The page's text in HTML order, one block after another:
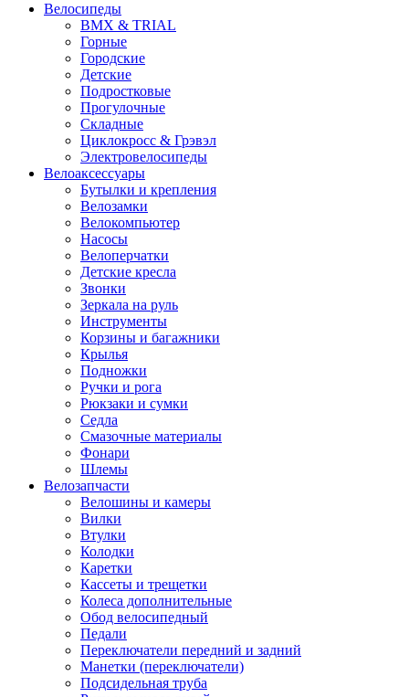
Велосипеды
BMX & TRIAL
Горные
Городские
Детские
Подростковые
Прогулочные
Складные
Циклокросс & Грэвэл
Электровелосипеды
Велоаксессуары
Бутылки и крепления
Велозамки
Велокомпьютер
Насосы
Велоперчатки
Детские кресла
Звонки
Зеркала на руль
Инструменты
Корзины и багажники
Крылья
Подножки
Ручки и рога
Рюкзаки и сумки
Седла
Смазочные материалы
Фонари
Шлемы
Велозапчасти
Велошины и камеры
Вилки
Втулки
Колодки
Каретки
Кассеты и трещетки
Колеса дополнительные
Обод велосипедный
Педали
Переключатели передний и задний
Манетки (переключатели)
Подсидельная труба